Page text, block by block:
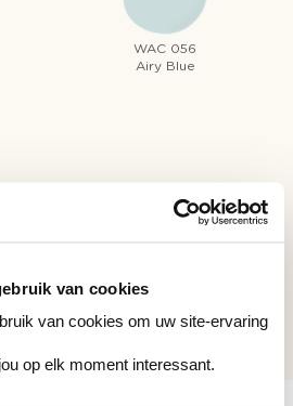
van cookies
van cookies om uw site-ervaring
op elk moment interessant.
WAC 056
Airy Blue